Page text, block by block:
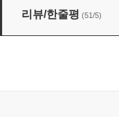
리뷰/한줄평 (51/5)